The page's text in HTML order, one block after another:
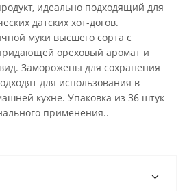
идеально подходящий для
датских хот-догов.
муки высшего сорта с
ореховый аромат и
Заморожены для сохранения
для использования в
кухне. Упаковка из 36 штук
применения..